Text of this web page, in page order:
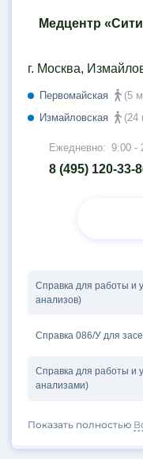
Медцентр
г. Москва,
Первомайская (5
Измайловская
(24
Ежедневно: 9:00 -
8 (495) 120-33-
Справка для работы и
анализов)
Справка 086/У для
Справка для работы и
анализами)
Показать полностью